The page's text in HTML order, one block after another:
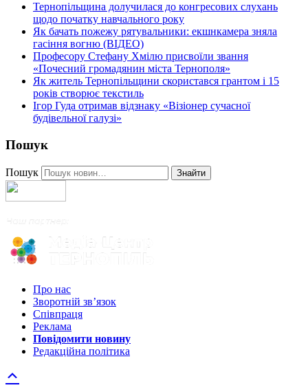
Тернопільщина долучилася до конгресових слухань
щодо початку навчального року
Як бачать пожежу рятувальники: екшнкамера зняла
гасіння вогню (ВІДЕО)
Професору Стефану Хмілю присвоїли звання
«Почесний громадянин міста Тернополя»
Як житель Тернопільщини скористався грантом і 15
років створює текстиль
Ігор Гуда отримав відзнаку «Візіонер сучасної
будівельної галузі»
Пошук
Пошук Знайти
Про нас
Зворотній зв’язок
Співпраця
Реклама
Повідомити новину
Редакційна політика